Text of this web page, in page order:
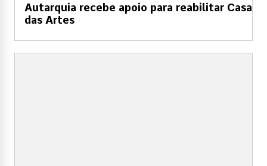
Autarquia recebe apoio para reabilitar Casa
das Artes